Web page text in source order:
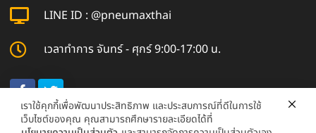
LINE ID : @pneumaxthai
เวลาทำการ จันทร์ - ศุกร์ 9:00-17:00 น.
เราใช้คุกกี้เพื่อพัฒนาประสิทธิภาพ และประสบการณ์ที่ดีในการใช้
เว็บไซต์ของคุณ คุณสามารถศึกษารายละเอียดได้ที่